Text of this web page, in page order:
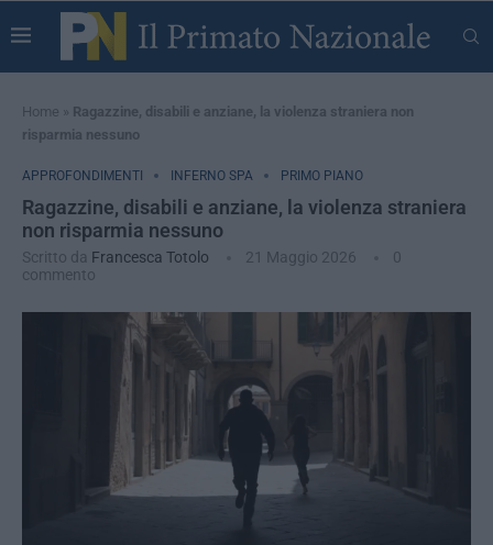
Home » Ragazzine, disabili e anziane, la violenza straniera non
risparmia nessuno
APPROFONDIMENTI INFERNO SPA PRIMO PIANO
Ragazzine, disabili e anziane, la violenza straniera
non risparmia nessuno
Scritto da Francesca Totolo 21 Maggio 2026
0
commento